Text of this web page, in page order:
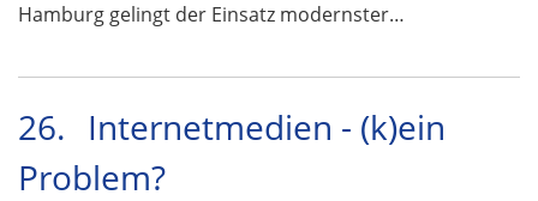
Hamburg gelingt der Einsatz modernster…
26. Internetmedien - (k)ein
Problem?